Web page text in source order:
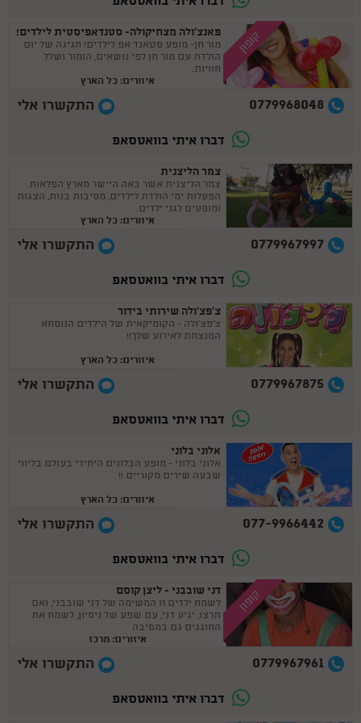
קופון פאנצ'ולה מצחיקולה- סטנדאפיסטית לילדים!
מור חן- מופע סטאנד אפ לילדים! חגיגה של יום
הולדת עם מור חן לפי נושאים, הומור ושלל
חוויות.
איזורים: כל הארץ
0779968048 התקשרו אלי
דברו איתי בוואטסאפ
צמר הליצנית
צמר הליצנית אשר באה היישר מארץ הפלאות.
הפעלות ימי הולדת לילדים, מסיבות בנות, הצגות
ומופעים לגני ילדים.
איזורים: כל הארץ
0779967997 התקשרו אלי
דברו איתי בוואטסאפ
צ'פצ'ולה שירותי בידור
צ'פצ'ולה - הקומיקאית של הילדים הנוסחא
המנצחת לאירוע שלך!!
איזורים: כל הארץ
0779967875 התקשרו אלי
דברו איתי בוואטסאפ
אלוני בלוני
אלוני בלוני - מופע הבלונים היחידי בעולם בליווי
שבעה שירים מקוריים !!
איזורים: כל הארץ
077-9966442 התקשרו אלי
דברו איתי בוואטסאפ
קופון דני שובבני - ליצן קוסם
לשמח ילדים זו המשימה של דני שובבני, ואם
תרצו, יגיע דני, עם שפע של ניסיון, לשמח את
החוגגים גם במסיבה
איזורים: מרכז
0779967961 התקשרו אלי
דברו איתי בוואטסאפ